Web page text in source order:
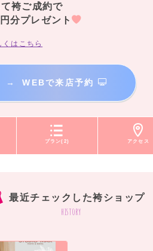
袴ご成約で
分プレゼント
はこちら
→ WEBで来店予約
プラン(2) アクセス
最近チェックした袴ショップ
history